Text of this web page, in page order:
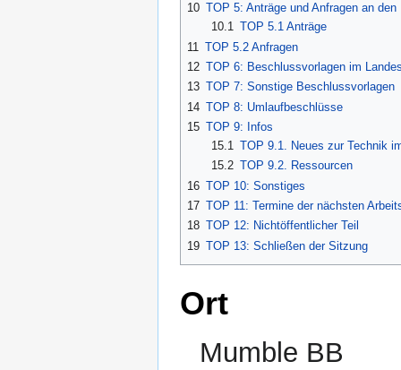
10 TOP 5: Anträge und Anfragen an
10.1 TOP 5.1 Anträge
11 TOP 5.2 Anfragen
12 TOP 6: Beschlussvorlagen im
13 TOP 7: Sonstige Beschlussvorlagen
14 TOP 8: Umlaufbeschlüsse
15 TOP 9: Infos
15.1 TOP 9.1. Neues zur Technik
15.2 TOP 9.2. Ressourcen
16 TOP 10: Sonstiges
17 TOP 11: Termine der nächsten
18 TOP 12: Nichtöffentlicher Teil
19 TOP 13: Schließen der Sitzung
Ort
Mumble BB